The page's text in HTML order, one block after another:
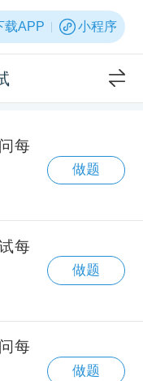
载APP 小程序
每
做题
每
做题
每
做题